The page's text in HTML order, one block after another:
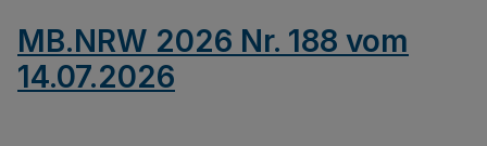
MB.NRW 2026 Nr. 188 vom
14.07.2026